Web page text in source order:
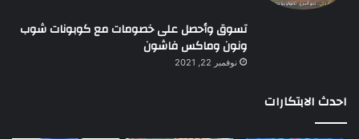
تسوق وأحصل على خصومات مع كوبونات شوب
ونون وماكس فاشون
نوفمبر 22, 2021
احدث الابتكارات